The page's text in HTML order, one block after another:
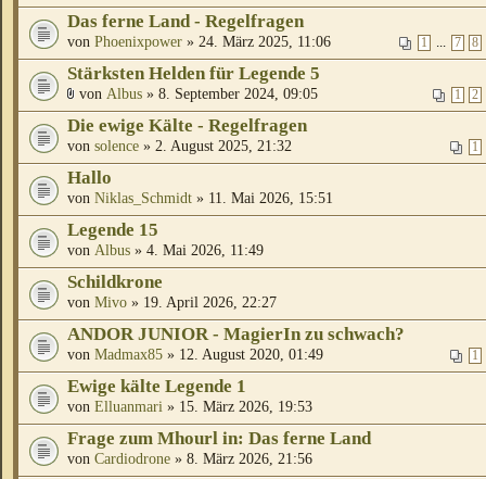
Das ferne Land - Regelfragen
1 ... 7 8
von Phoenixpower » 24. März 2025, 11:06
Stärksten Helden für Legende 5
1 2
von Albus » 8. September 2024, 09:05
Die ewige Kälte - Regelfragen
1
von solence » 2. August 2025, 21:32
Hallo
von Niklas_Schmidt » 11. Mai 2026, 15:51
Legende 15
von Albus » 4. Mai 2026, 11:49
Schildkrone
von Mivo » 19. April 2026, 22:27
ANDOR JUNIOR - MagierIn zu schwach?
1
von Madmax85 » 12. August 2020, 01:49
Ewige kälte Legende 1
von Elluanmari » 15. März 2026, 19:53
Frage zum Mhourl in: Das ferne Land
von Cardiodrone » 8. März 2026, 21:56